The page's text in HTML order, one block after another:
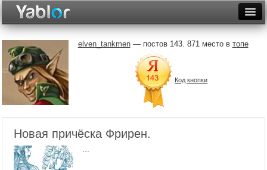
Неделя
Месяц
Архив
elven_tankmen— постов 143. 871 место в топе
Код кнопки
Новая причёска Фрирен.